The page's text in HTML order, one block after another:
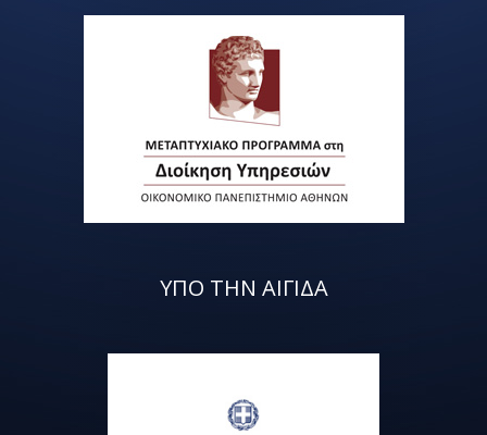
ΥΠΟ ΤΗΝ ΑΙΓΙΔΑ